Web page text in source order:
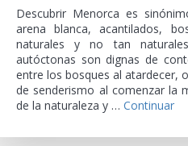
Descubrir Menorca es
arena blanca, acantilados,
naturales y no tan
autóctonas son dignas de
entre los bosques al atardecer,
de senderismo al comenzar la
de la naturaleza y … Continuar